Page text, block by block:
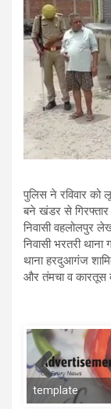
पुलिस ने रविवार को
बने खंडर से गिरफ्तार
निवासी वहलोलपुर
निवासी भरतरी
थाना हरदुआगंज
और तंमचा व कारतूस
template